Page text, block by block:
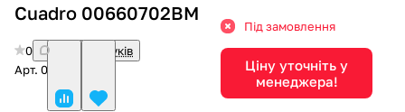
Cuadro 00660702BM
0
Немає відгуків
Арт. 00660702BM
Під замовлення
Ціну уточніть у
менеджера!